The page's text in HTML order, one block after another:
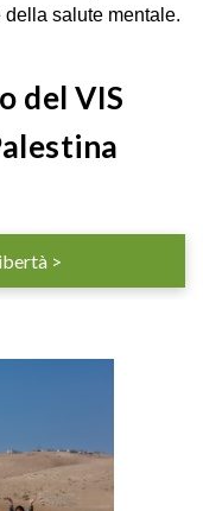
salute mentale.
del VIS
>